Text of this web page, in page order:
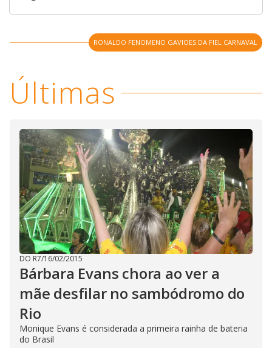
RONALDO FENOMENO GAVIOES DA FIEL CARNAVAL
Últimas
DO R7/16/02/2015
Bárbara Evans chora ao ver a
mãe desfilar no sambódromo do
Rio
Monique Evans é considerada a primeira rainha de bateria
do Brasil